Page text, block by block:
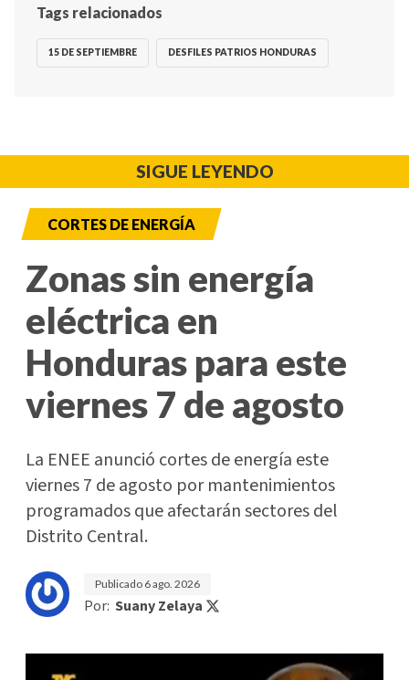
Tags relacionados
15 DE SEPTIEMBRE DESFILES PATRIOS HONDURAS
SIGUE LEYENDO
CORTES DE ENERGÍA
Zonas sin energía
eléctrica en
Honduras para este
viernes 7 de agosto
La ENEE anunció cortes de energía este
viernes 7 de agosto por mantenimientos
programados que afectarán sectores del
Distrito Central.
Publicado 6 ago. 2026
Por: Suany Zelaya